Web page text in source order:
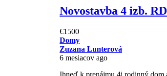
Novostavba 4 izb.
€1500
Domy
Zuzana Lunterová
6 mesiacov ago